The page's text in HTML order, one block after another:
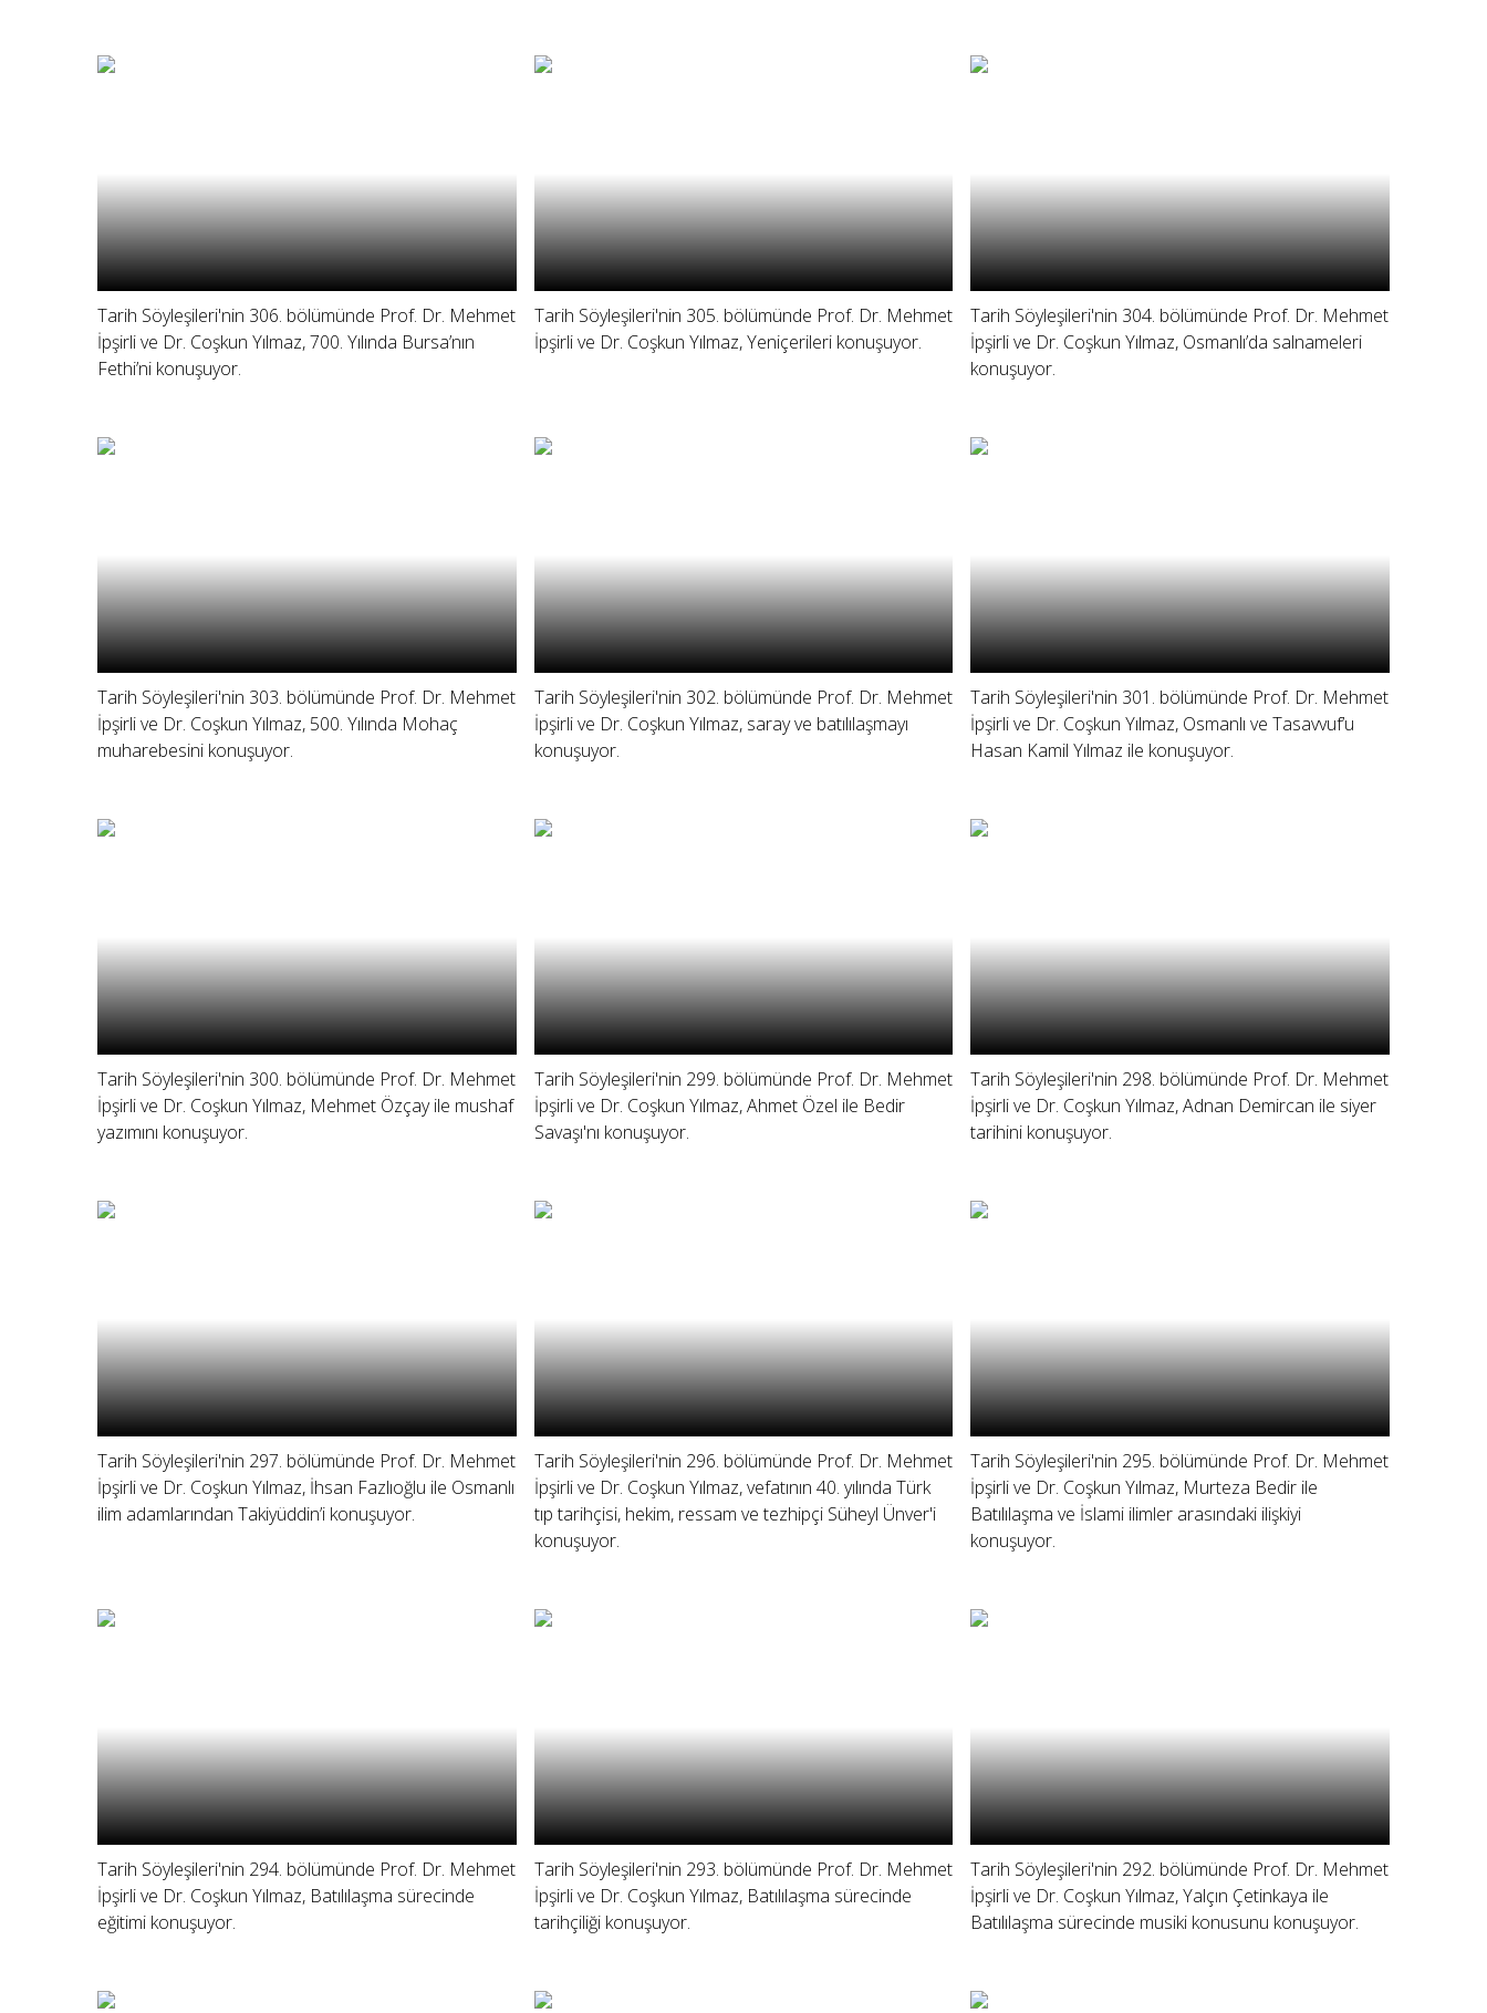
Tarih Söyleşileri'nin 306. bölümünde Prof. Dr. Mehmet
İpşirli ve Dr. Coşkun Yılmaz, 700. Yılında Bursa’nın
Fethi’ni konuşuyor.
Tarih Söyleşileri'nin 305. bölümünde Prof. Dr. Mehmet
İpşirli ve Dr. Coşkun Yılmaz, Yeniçerileri konuşuyor.
Tarih Söyleşileri'nin 304. bölümünde Prof. Dr. Mehmet
İpşirli ve Dr. Coşkun Yılmaz, Osmanlı’da salnameleri
konuşuyor.
Tarih Söyleşileri'nin 303. bölümünde Prof. Dr. Mehmet
İpşirli ve Dr. Coşkun Yılmaz, 500. Yılında Mohaç
muharebesini konuşuyor.
Tarih Söyleşileri'nin 302. bölümünde Prof. Dr. Mehmet
İpşirli ve Dr. Coşkun Yılmaz, saray ve batılılaşmayı
konuşuyor.
Tarih Söyleşileri'nin 301. bölümünde Prof. Dr. Mehmet
İpşirli ve Dr. Coşkun Yılmaz, Osmanlı ve Tasavvuf’u
Hasan Kamil Yılmaz ile konuşuyor.
Tarih Söyleşileri'nin 300. bölümünde Prof. Dr. Mehmet
İpşirli ve Dr. Coşkun Yılmaz, Mehmet Özçay ile mushaf
yazımını konuşuyor.
Tarih Söyleşileri'nin 299. bölümünde Prof. Dr. Mehmet
İpşirli ve Dr. Coşkun Yılmaz, Ahmet Özel ile Bedir
Savaşı'nı konuşuyor.
Tarih Söyleşileri'nin 298. bölümünde Prof. Dr. Mehmet
İpşirli ve Dr. Coşkun Yılmaz, Adnan Demircan ile siyer
tarihini konuşuyor.
Tarih Söyleşileri'nin 297. bölümünde Prof. Dr. Mehmet
İpşirli ve Dr. Coşkun Yılmaz, İhsan Fazlıoğlu ile Osmanlı
ilim adamlarından Takiyüddin’i konuşuyor.
Tarih Söyleşileri'nin 296. bölümünde Prof. Dr. Mehmet
İpşirli ve Dr. Coşkun Yılmaz, vefatının 40. yılında Türk
tıp tarihçisi, hekim, ressam ve tezhipçi Süheyl Ünver'i
konuşuyor.
Tarih Söyleşileri'nin 295. bölümünde Prof. Dr. Mehmet
İpşirli ve Dr. Coşkun Yılmaz, Murteza Bedir ile
Batılılaşma ve İslami ilimler arasındaki ilişkiyi
konuşuyor.
Tarih Söyleşileri'nin 294. bölümünde Prof. Dr. Mehmet
İpşirli ve Dr. Coşkun Yılmaz, Batılılaşma sürecinde
eğitimi konuşuyor.
Tarih Söyleşileri'nin 293. bölümünde Prof. Dr. Mehmet
İpşirli ve Dr. Coşkun Yılmaz, Batılılaşma sürecinde
tarihçiliği konuşuyor.
Tarih Söyleşileri'nin 292. bölümünde Prof. Dr. Mehmet
İpşirli ve Dr. Coşkun Yılmaz, Yalçın Çetinkaya ile
Batılılaşma sürecinde musiki konusunu konuşuyor.